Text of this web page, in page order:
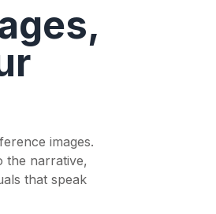
images.
the narrative,
that speak